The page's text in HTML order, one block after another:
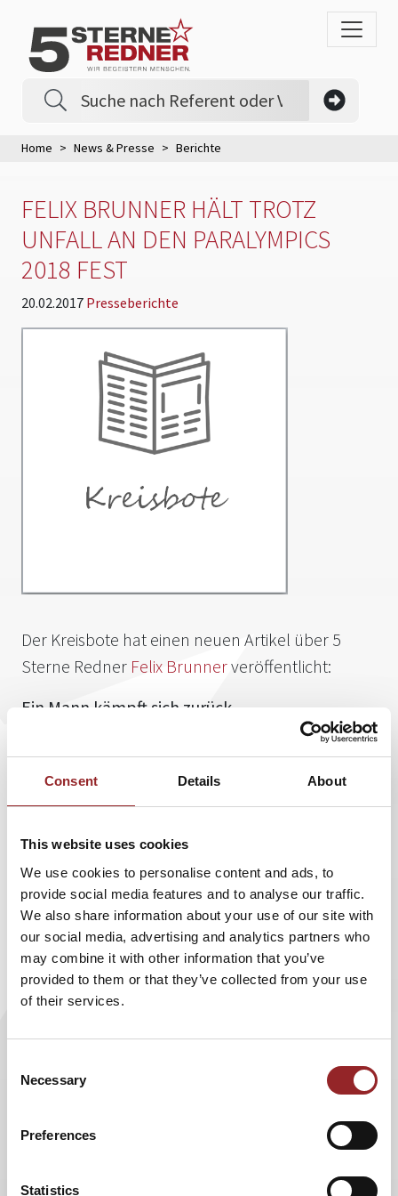
Consent Details About
This website uses cookies
We use cookies to personalise content and ads, to
provide social media features and to analyse our traffic.
We also share information about your use of our site with
our social media, advertising and analytics partners who
may combine it with other information that you’ve
provided to them or that they’ve collected from your use
of their services.
Selection
Necessary
Preferences
Statistics
Home News & Presse Berichte
FELIX BRUNNER HÄLT TROTZ
UNFALL AN DEN PARALYMPICS
2018 FEST
20.02.2017 Presseberichte
Der Kreisbote hat einen neuen Artikel über 5
Sterne Redner Felix Brunnerveröffentlicht:
Ein Mann kämpft sich zurück
Behindertensportler Felix Brunner hat sich zurück auf die
Obersaxen musste der 28-Jährige pausieren und seinen
Teamkollegen bei der Alpinski-Weltmeisterschaft in
der Skipiste und trainiert unverfroren auf seinem Monoski
- sein Ziel fest im Blick. 2018 möchte er unbedingt an den
Paralympics teilnehmen.
Als ehemaliger Komapatient hat Felix Brunner seinen
wohl größten Rückschlag im Leben bereits überwunden.
Nach seinem schweren Bergunfall und monatelangen
Krankenhausaufenthalten, über 60 Operationen und rund
ins Leben gefunden - ein glückliches Leben. Anfang 2009
Eisklettertour am Eingang zum Tannheimer Tal in rund 30
Heute ist Felix Brunner immer noch begeisterter
schaffte er es mit einem selbstgebauten Handbike die